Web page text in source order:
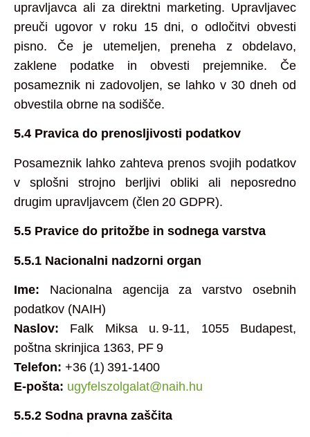
upravljavca ali za direktni marketing. Upravljavec
preuči ugovor v roku 15 dni, o odločitvi obvesti
pisno. Če je utemeljen, preneha z obdelavo,
zaklene podatke in obvesti prejemnike. Če
posameznik ni zadovoljen, se lahko v 30 dneh od
obvestila obrne na sodišče.
5.4 Pravica do prenosljivosti podatkov
Posameznik lahko zahteva prenos svojih podatkov
v splošni strojno berljivi obliki ali neposredno
drugim upravljavcem (člen 20 GDPR).
5.5 Pravice do pritožbe in sodnega varstva
5.5.1 Nacionalni nadzorni organ
Ime: Nacionalna agencija za varstvo osebnih
podatkov (NAIH)
Naslov: Falk Miksa u. 9‑11, 1055 Budapest,
poštna skrinjica 1363, PF 9
Telefon: +36 (1) 391‑1400
E‑pošta: ugyfelszolgalat@naih.hu
5.5.2 Sodna pravna zaščita